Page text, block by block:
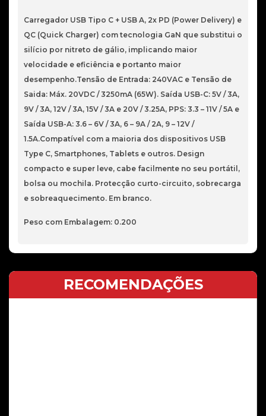
QC
+
PD
65W
BK
Carregador USB Tipo C + USB A, 2x PD (Power Delivery) e
QC (Quick Charger) com tecnologia GaN que substitui o
silício por nitreto de gálio, implicando maior
velocidade e eficiência e portanto maior
desempenho.Tensão de Entrada: 240VAC e Tensão de
Saida: Máx. 20VDC / 3250mA (65W). Saída USB-C: 5V / 3A,
9V / 3A, 12V / 3A, 15V / 3A e 20V / 3.25A, PPS: 3.3 – 11V / 5A e
Saída USB-A: 3.6 – 6V / 3A, 6 – 9A / 2A, 9 – 12V /
1.5A.Compatível com a maioria dos dispositivos USB
Type C, Smartphones, Tablets e outros. Design
compacto e super leve, cabe facilmente no seu portátil,
bolsa ou mochila. Protecção curto-circuito, sobrecarga
e sobreaquecimento. Em branco.
Peso com Embalagem: 0.200
RECOMENDAÇÕES